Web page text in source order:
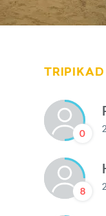
0
8